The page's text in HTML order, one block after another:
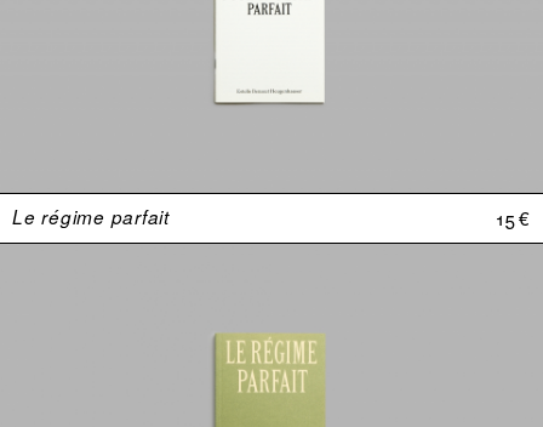
Le régime parfait 15 €